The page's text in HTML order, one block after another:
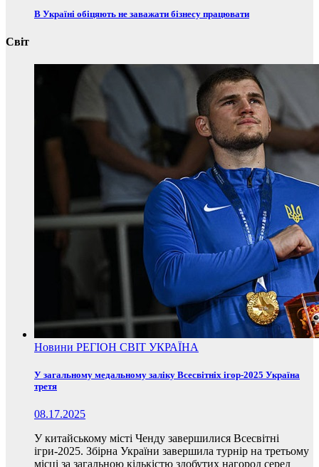
В Україні обіцяють не заважати бізнесу працювати
Світ
Новини РЕГІОН СВІТ УКРАЇНА
У загальному медальному заліку Всесвітніх ігор-2025 Україна
третя
08.17.2025
У китайському місті Ченду завершилися Всесвітні
ігри-2025. Збірна України завершила турнір на третьому
місці за загальною кількістю здобутих нагород серед